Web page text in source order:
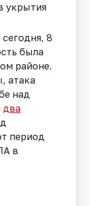
укрытия
8
была
районе.
атака
над
два
период
в